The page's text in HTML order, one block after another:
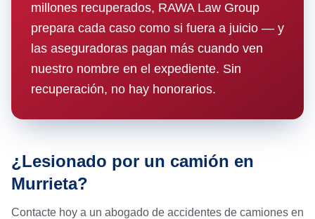
millones recuperados, RAWA Law Group
prepara cada caso como si fuera a juicio — y
las aseguradoras pagan más cuando ven
nuestro nombre en el expediente. Sin
recuperación, no hay honorarios.
¿Lesionado por un camión en
Murrieta?
Contacte hoy a un abogado de accidentes de camiones en